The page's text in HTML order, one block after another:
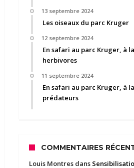
13 septembre 2024
Les oiseaux du parc Kruger
12 septembre 2024
En safari au parc Kruger, à
herbivores
11 septembre 2024
En safari au parc Kruger, à
prédateurs
COMMENTAIRES
Louis Montres dans